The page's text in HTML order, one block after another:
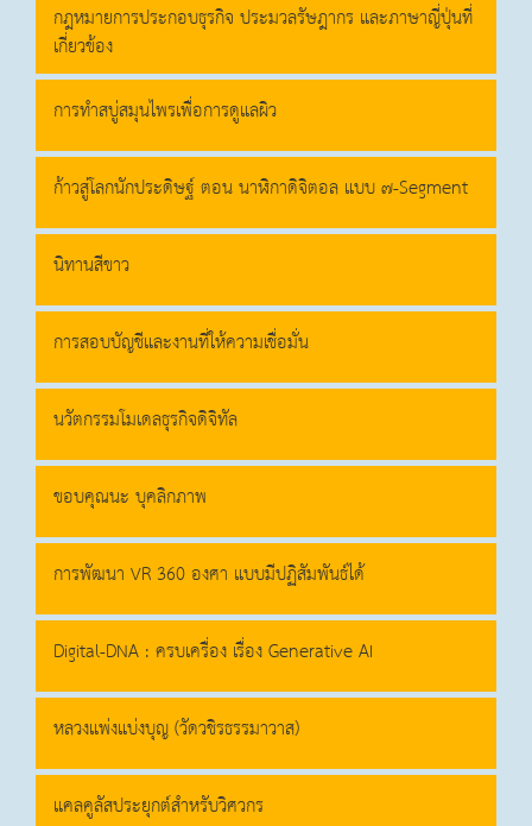
กฎหมายการประกอบธุรกิจ ประมวลรัษฎากร และภาษาญี่ปุ่นที่
เกี่ยวข้อง
การทำสบู่สมุนไพรเพื่อการดูแลผิว
ก้าวสู่โลกนักประดิษฐ์ ตอน นาฬิกาดิจิตอล แบบ ๗-Segment
นิทานสีขาว
การสอบบัญชีและงานที่ให้ความเชื่อมั่น
นวัตกรรมโมเดลธุรกิจดิจิทัล
ขอบคุณนะ บุคลิกภาพ
การพัฒนา VR 360 องศา แบบมีปฏิสัมพันธ์ได้
Digital-DNA : ครบเครื่อง เรื่อง Generative AI
หลวงแพ่งแบ่งบุญ (วัดวชิรธรรมาวาส)
แคลคูลัสประยุกต์สำหรับวิศวกร